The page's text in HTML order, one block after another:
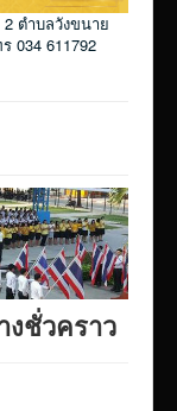
ตำบลวังขนาย
034 611792
งชั่วคราว